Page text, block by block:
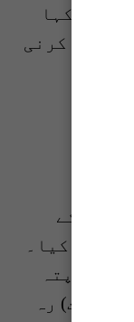
میں کہا
تو کرنی
اختر کے
کیا۔
شاید پتہ
رہ